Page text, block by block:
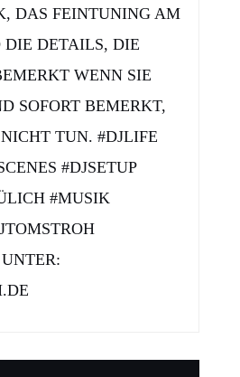
DAS FEINTUNING AM
DIE DETAILS, DIE
WENN SIE
SOFORT BEMERKT,
TUN. #DJLIFE
#DJSETUP
#MUSIK